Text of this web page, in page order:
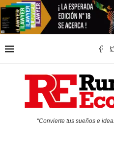
"Convierte tus sueños e